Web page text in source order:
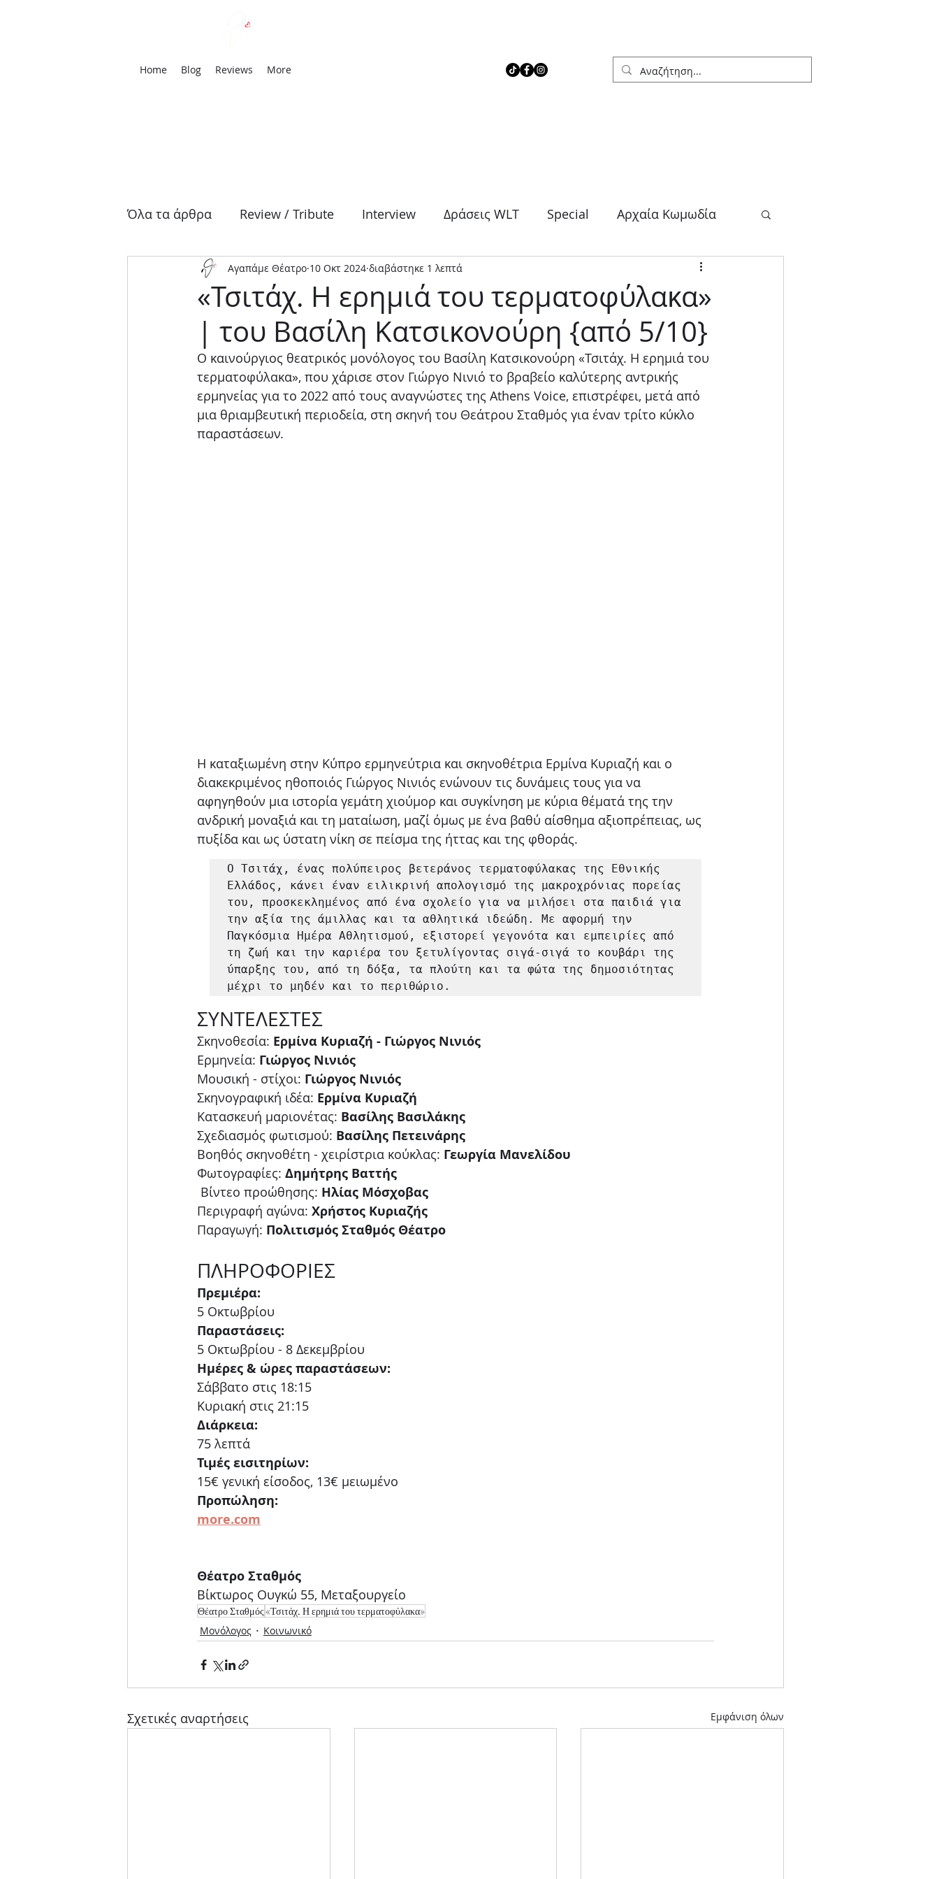
Home Blog Reviews More
Όλα τα άρθρα Review / Tribute Interview Δράσεις WLT Special Αρχαία Κωμωδία
Αρχαία Τραγωδία Δράμα Θρίλερ Κοινωνικό
Μουσική παράσταση Παιδικό Stand up Φαντασίας Ψυχολογία Blog
«Τσιτάχ. Η ερημιά του τερματοφύλακα»
| του Βασίλη Κατσικονούρη {από 5/10}
Αγαπάμε Θέατρο 10 Οκτ 2024 διαβάστηκε 1 λεπτά
Ο καινούργιος θεατρικός μονόλογος του Βασίλη Κατσικονούρη «Τσιτάχ. Η ερημιά του
τερματοφύλακα», που χάρισε στον Γιώργο Νινιό το βραβείο καλύτερης αντρικής
ερμηνείας για το 2022 από τους αναγνώστες της Athens Voice, επιστρέφει, μετά από
μια θριαμβευτική περιοδεία, στη σκηνή του Θεάτρου Σταθμός για έναν τρίτο κύκλο
παραστάσεων.
Η καταξιωμένη στην Κύπρο ερμηνεύτρια και σκηνοθέτρια Ερμίνα Κυριαζή και ο
διακεκριμένος ηθοποιός Γιώργος Νινιός ενώνουν τις δυνάμεις τους για να
αφηγηθούν μια ιστορία γεμάτη χιούμορ και συγκίνηση με κύρια θέματά της την
ανδρική μοναξιά και τη ματαίωση, μαζί όμως με ένα βαθύ αίσθημα αξιοπρέπειας, ως
πυξίδα και ως ύστατη νίκη σε πείσμα της ήττας και της φθοράς.
Ο Τσιτάχ, ένας πολύπειρος βετεράνος τερματοφύλακας της Εθνικής
Ελλάδος, κάνει έναν ειλικρινή απολογισμό της μακροχρόνιας πορείας
του, προσκεκλημένος από ένα σχολείο για να μιλήσει στα παιδιά για
την αξία της άμιλλας και τα αθλητικά ιδεώδη. Με αφορμή την
Παγκόσμια Ημέρα Αθλητισμού, εξιστορεί γεγονότα και εμπειρίες από
τη ζωή και την καριέρα του ξετυλίγοντας σιγά-σιγά το κουβάρι της
ύπαρξης του, από τη δόξα, τα πλούτη και τα φώτα της δημοσιότητας
μέχρι το μηδέν και το περιθώριο.
ΣΥΝΤΕΛΕΣΤΕΣ
Σκηνοθεσία: Ερμίνα Κυριαζή - Γιώργος Νινιός
Ερμηνεία: Γιώργος Νινιός
Μουσική - στίχοι: Γιώργος Νινιός
Σκηνογραφική ιδέα: Ερμίνα Κυριαζή
Κατασκευή μαριονέτας: Βασίλης Βασιλάκης
Σχεδιασμός φωτισμού: Βασίλης Πετεινάρης
Βοηθός σκηνοθέτη - χειρίστρια κούκλας: Γεωργία Μανελίδου
Φωτογραφίες: Δημήτρης Βαττής
Βίντεο προώθησης: Ηλίας Μόσχοβας
Περιγραφή αγώνα: Χρήστος Κυριαζής
Παραγωγή: Πολιτισμός Σταθμός Θέατρο
ΠΛΗΡΟΦΟΡΙΕΣ
Πρεμιέρα:
5 Οκτωβρίου
Παραστάσεις:
5 Οκτωβρίου - 8 Δεκεμβρίου
Ημέρες & ώρες παραστάσεων:
Σάββατο στις 18:15
Κυριακή στις 21:15
Διάρκεια:
75 λεπτά
Τιμές εισιτηρίων:
15€ γενική είσοδος, 13€ μειωμένο
Προπώληση:
more.com
Θέατρο Σταθμός
Βίκτωρος Ουγκώ 55, Μεταξουργείο
Θέατρο Σταθμός«Τσιτάχ. Η ερημιά του τερματοφύλακα»
Μονόλογος
Κοινωνικό
Σχετικές αναρτήσεις Εμφάνιση όλων